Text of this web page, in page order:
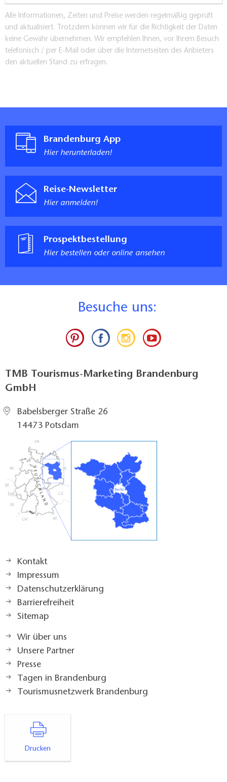
Alle Informationen, Zeiten und Preise werden regelmäßig geprüft
und aktualisiert. Trotzdem können wir für die Richtigkeit der Daten
keine Gewähr übernehmen. Wir empfehlen Ihnen, vor Ihrem Besuch
telefonisch / per E-Mail oder über die Internetseiten des Anbieters
den aktuellen Stand zu erfragen.
Brandenburg App
Hier herunterladen!
Reise-Newsletter
Hier anmelden!
Prospektbestellung
Hier bestellen oder online ansehen
Besuche uns:
TMB Tourismus-Marketing Brandenburg
GmbH
Babelsberger Straße 26
14473 Potsdam
Kontakt
Impressum
Datenschutzerklärung
Barrierefreiheit
Sitemap
Wir über uns
Unsere Partner
Presse
Tagen in Brandenburg
Tourismusnetzwerk Brandenburg
Drucken